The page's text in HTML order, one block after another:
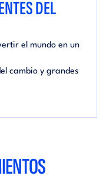
DEL
el mundo en un
cambio y grandes